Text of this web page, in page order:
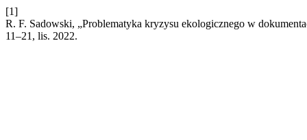
[1]
R. F. Sadowski, „Problematyka kryzysu ekologicznego w
11–21, lis. 2022.